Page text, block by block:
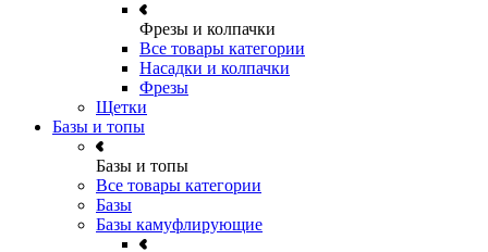
Фрезы и колпачки
Все товары категории
Насадки и колпачки
Фрезы
Щетки
Базы и топы
Базы и топы
Все товары категории
Базы
Базы камуфлирующие